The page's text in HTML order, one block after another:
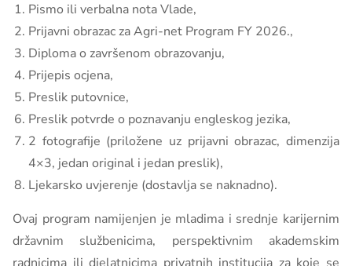
Pismo ili verbalna nota Vlade,
Prijavni obrazac za Agri-net Program FY 2026.,
Diploma o završenom obrazovanju,
Prijepis ocjena,
Preslik putovnice,
Preslik potvrde o poznavanju engleskog jezika,
2 fotografije (priložene uz prijavni obrazac, dimenzija
4×3, jedan original i jedan preslik),
Ljekarsko uvjerenje (dostavlja se naknadno).
Ovaj program namijenjen je mladima i srednje karijernim
državnim službenicima, perspektivnim akademskim